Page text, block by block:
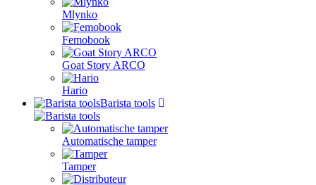
Mlynko
Femobook
Goat Story ARCO
Hario
Barista tools
Automatische tamper
Tamper